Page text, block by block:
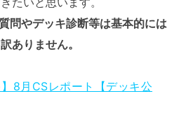
問やデッキ診断等は基本的には
ありません。
】8月CSレポート【デッキ公